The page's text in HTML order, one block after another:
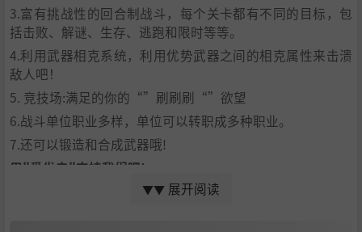
3.富有挑战性的回合制战斗，每个关卡都有不同的目标，包
括击败、解谜、生存、逃跑和限时等等。
4.利用武器相克系统，利用优势武器之间的相克属性来击溃
敌人吧！
5. 竞技场:满足的你的“”刷刷刷“”欲望
6.战斗单位职业多样，单位可以转职成多种职业。
7.还可以锻造和合成武器哦!
用"爱发电"支持我们吧!
玩家QQ群：375553073▼▼ 展开阅读